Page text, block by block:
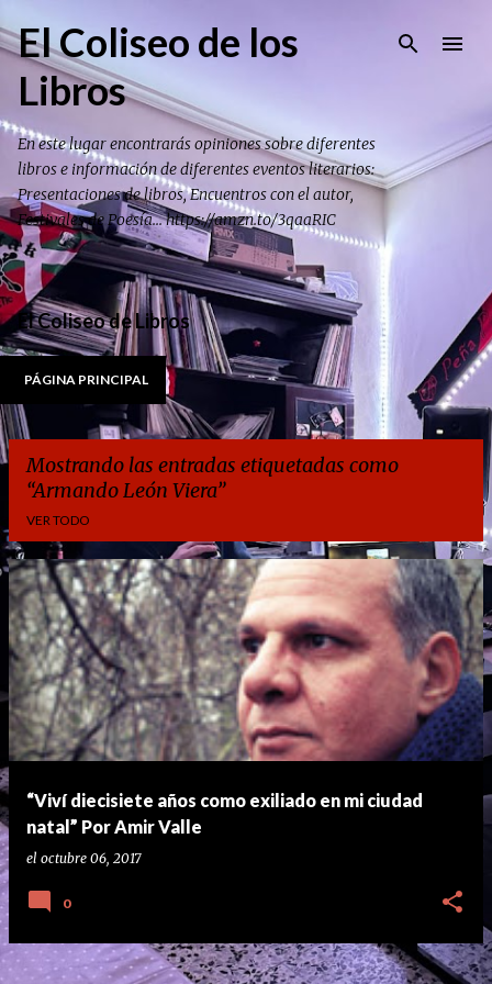
Ir al contenido principal
El Coliseo de los
Libros
En este lugar encontrarás opiniones sobre diferentes
libros e información de diferentes eventos literarios:
Presentaciones de libros, Encuentros con el autor,
Festivales de Poesía... https://amzn.to/3qaaRIC
El Coliseo de Libros
PÁGINA PRINCIPAL
Mostrando las entradas etiquetadas como
Armando León Viera
VER TODO
E
n
t
r
a
d
a
s
“Viví diecisiete años como exiliado en mi ciudad
natal” Por Amir Valle
el octubre 06, 2017
0